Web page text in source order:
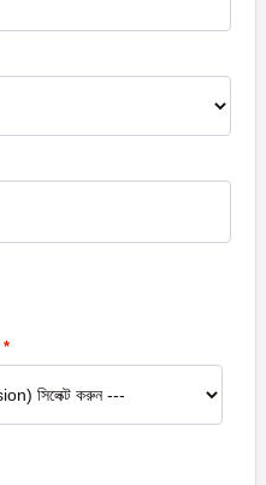
*